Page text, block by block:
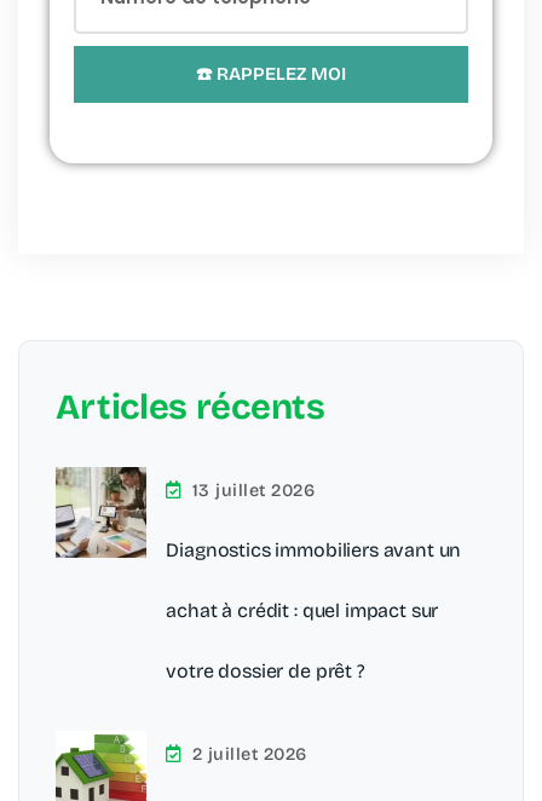
☎️ RAPPELEZ MOI
Articles récents
13 juillet 2026
Diagnostics immobiliers avant un
achat à crédit : quel impact sur
votre dossier de prêt ?
2 juillet 2026